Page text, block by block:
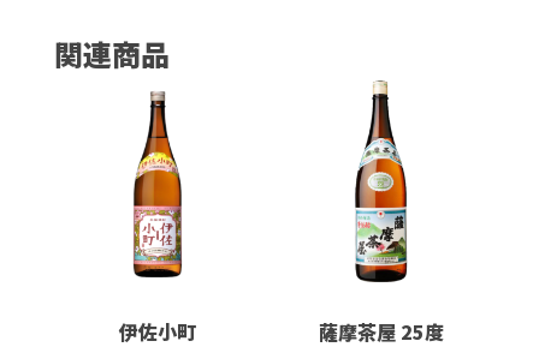
関連商品
伊佐小町
薩摩茶屋 25度